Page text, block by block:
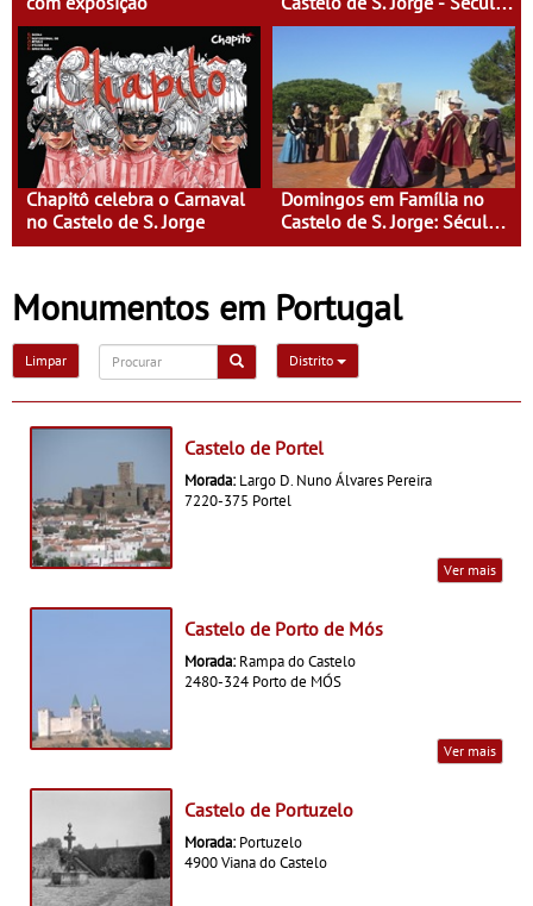
XI - Lisboa Fora do Condado
Chapitô celebra o Carnaval
no Castelo de S. Jorge
Domingos em Família no
Castelo de S. Jorge: Século
XVI - Tempo de Mulheres -
Monumentos em Portugal
Limpar Distrito
Castelo de Portel
Morada: Largo D. Nuno Álvares Pereira
7220-375 Portel
Ver mais
Castelo de Porto de Mós
Morada: Rampa do Castelo
2480-324 Porto de MÓS
Ver mais
Castelo de Portuzelo
Morada: Portuzelo
4900 Viana do Castelo